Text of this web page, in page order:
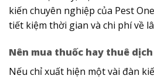
kiến chuyên nghiệp của Pest
tiết kiệm thời gian và chi phí về
Nên mua thuốc hay thuê
Nếu chỉ xuất hiện một vài đàn